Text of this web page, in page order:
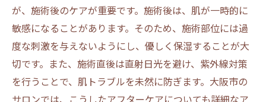
が、施術後のケアが重要です。施術後は、肌が一時的に
敏感になることがあります。そのため、施術部位には過
度な刺激を与えないようにし、優しく保湿することが大
切です。また、施術直後は直射日光を避け、紫外線対策
を行うことで、肌トラブルを未然に防ぎます。大阪市の
サロンでは、こうしたアフターケアについても詳細なア